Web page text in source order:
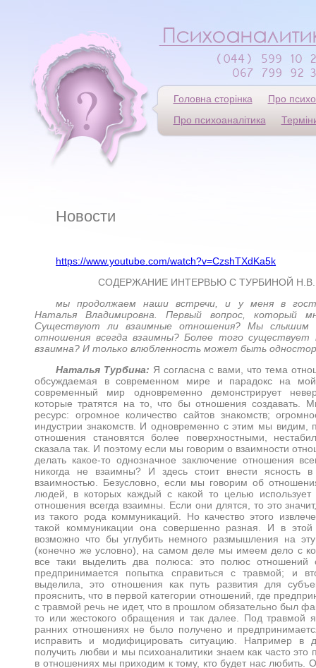
Головна сторінка
Про
Про психоаналітика
Новости
https://www.youtube.com/watch?v=CzshTXdKa5k
СОДЕРЖАНИЕ ИНТЕРВЬЮ С ТУРБИНОЙ Н.В.
мы продолжаем наши встречи, и у меня в
Наталья Владимировна. Первый вопрос, который
Существуют ли взаимные отношения? Мы
отношения всегда взаимны? Более того существует
взаимна? И только влюбленность может быть
Наталья Турбина: Я согласна с вами, что тема
обсуждаемая в современном мире и парадокс на
современный мир одновременно демонстрирует
которые тратятся на то, что бы отношения создавать.
ресурс: огромное количество сайтов знакомств;
индустрии знакомств. И одновременно с этим мы видим,
отношения становятся более поверхностными,
сказала так. И поэтому если мы говорим о взаимности
делать какое-то однозначное заключение отношения
никогда не взаимны? И здесь стоит внести
взаимностью. Безусловно, если мы говорим об
людей, в которых каждый с какой то целью использует
отношения всегда взаимны. Если они длятся, то это
из такого рода коммуникаций. Но качество этого
такой коммуникации она совершенно разная. И в
возможно что бы углубить немного размышления на
(конечно же условно), на самом деле мы имеем дело с
все таки выделить два полюса: это полюс отношений
предпринимается попытка справиться с травмой; и
выделила, это отношения как путь развития для
прояснить, что в первой категории отношений, где
с травмой речь не идет, что в прошлом обязательно был
то или жестокого обращения и так далее. Под травмой
ранних отношениях не было получено и
исправить и модифицировать ситуацию. Например в
получить любви и мы психоаналитики знаем как часто это
в отношениях мы приходим к тому, кто будет нас любить.